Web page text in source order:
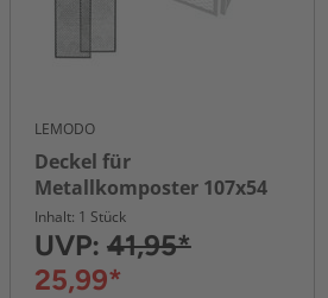
LEMODO
Deckel für
Metallkomposter 107x54
cm grün, zweiteilig aus
Stahl
Inhalt: 1 Stück
UVP: 41,95*
25,99*